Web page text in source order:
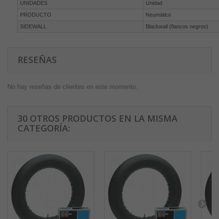
UNIDADES
Unidad
PRODUCTO
Neumático
SIDEWALL
Blackwall (flancos negros)
RESEÑAS
No hay reseñas de clientes en este momento.
30 OTROS PRODUCTOS EN LA MISMA
CATEGORÍA: